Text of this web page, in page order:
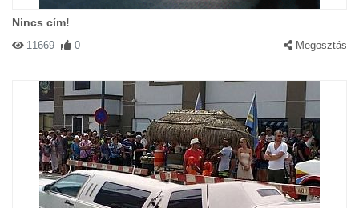
Nincs cím!
11669 0 Megosztás